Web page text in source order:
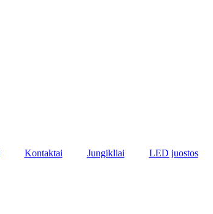
Kontaktai Jungikliai LED juostos